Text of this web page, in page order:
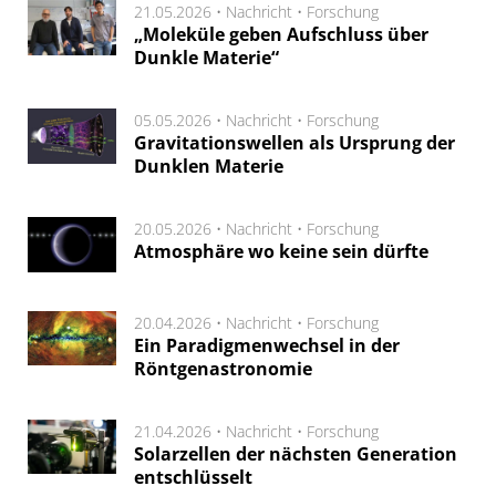
21.05.2026 • Nachricht • Forschung
„Moleküle geben Aufschluss über
Dunkle Materie“
05.05.2026 • Nachricht • Forschung
Gravitationswellen als Ursprung der
Dunklen Materie
20.05.2026 • Nachricht • Forschung
Atmosphäre wo keine sein dürfte
20.04.2026 • Nachricht • Forschung
Ein Paradigmenwechsel in der
Röntgenastronomie
21.04.2026 • Nachricht • Forschung
Solarzellen der nächsten Generation
entschlüsselt